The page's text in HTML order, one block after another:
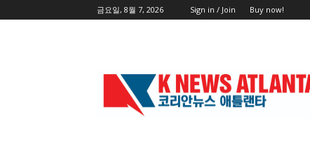
금요일, 8월 7, 2026 Sign in / Join Buy now!